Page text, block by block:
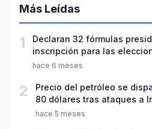
Más Leídas
1
Declaran 32 fórmulas
inscripción para las
hace 6 meses
2
Precio del petróleo se
80 dólares tras ataques a
hace 5 meses